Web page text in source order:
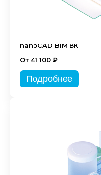
nanoCAD BIM ВК
От 41 100 ₽
Подробнее